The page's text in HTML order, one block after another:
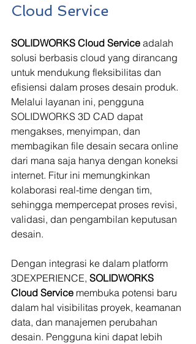
Cloud Service
SOLIDWORKS Cloud Service adalah
solusi berbasis cloud yang dirancang
untuk mendukung fleksibilitas dan
efisiensi dalam proses desain produk.
Melalui layanan ini, pengguna
SOLIDWORKS 3D CAD dapat
mengakses, menyimpan, dan
membagikan file desain secara online
dari mana saja hanya dengan koneksi
internet. Fitur ini memungkinkan
kolaborasi real-time dengan tim,
sehingga mempercepat proses revisi,
validasi, dan pengambilan keputusan
desain.
Dengan integrasi ke dalam platform
3DEXPERIENCE, SOLIDWORKS
Cloud Service membuka potensi baru
dalam hal visibilitas proyek, keamanan
data, dan manajemen perubahan
desain. Pengguna kini dapat lebih